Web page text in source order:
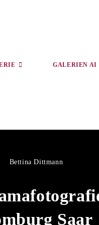
GALERIEN AI
Bettina Dittmann
Saar